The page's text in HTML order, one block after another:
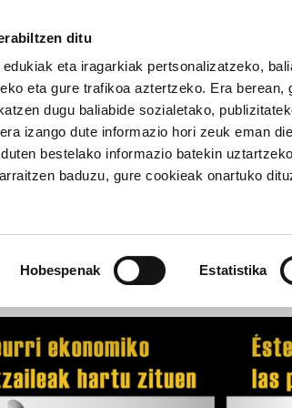
ditu
eta iragarkiak pertsonalizatzeko,
eta gure trafikoa aztertzeko. Era berean,
dugu baliabide sozialetako,
izango dute informazio hori zeuk eman
bestelako informazio batekin
baduzu, gure cookieak onartuko
Hobespenak Estatistika
Berdintasuna genero indarkeriaren